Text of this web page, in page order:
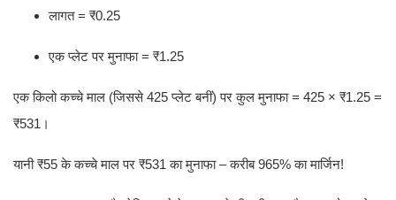
लागत = ₹0.25
एक प्लेट पर मुनाफा = ₹1.25
एक किलो कच्चे माल (जिससे 425 प्लेट बनीं) पर कुल मुनाफा = 425 × ₹1.25 =
₹531।
यानी ₹55 के कच्चे माल पर ₹531 का मुनाफा – करीब 965% का मार्जिन!